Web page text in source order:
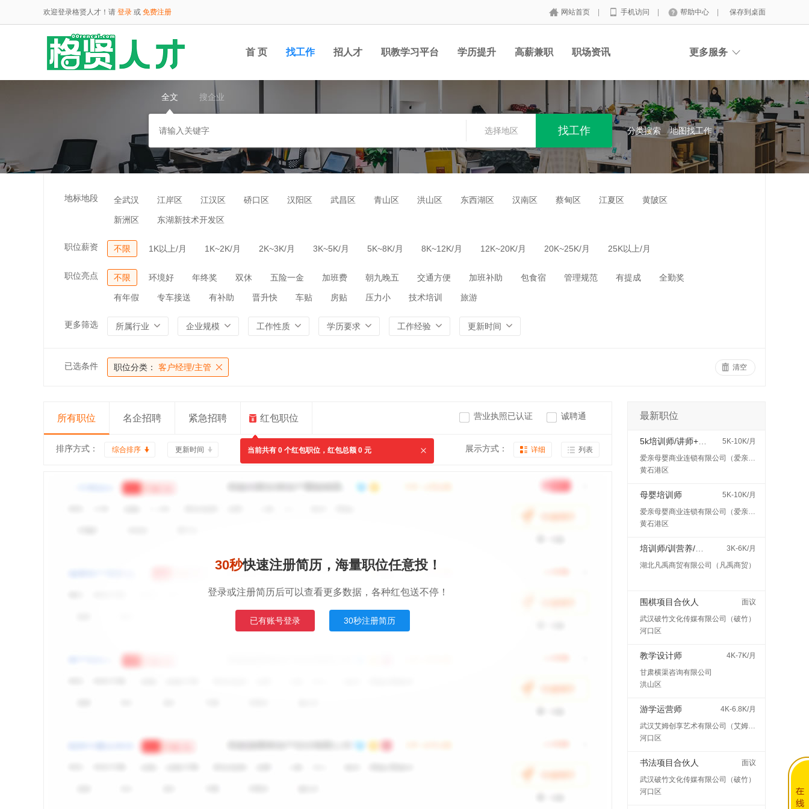
欢迎登录格贤人才！请 登录 或 免费注册 网站首页 手机访问 帮助中心 保存到桌面
首 页 找工作 招人才 职教学习平台 学历提升 高薪兼职 职场资讯 更多服务
全文 搜企业
选择地区 分类搜索 地图找工作
地标地段 全武汉 江岸区 江汉区 硚口区 汉阳区 武昌区 青山区 洪山区 东西湖区 汉南区 蔡甸区 江夏区 黄陂区
新洲区 东湖新技术开发区
职位薪资 不限 1K以上/月 1K~2K/月 2K~3K/月 3K~5K/月 5K~8K/月 8K~12K/月 12K~20K/月 20K~25K/月 25K以上/月
职位亮点 不限 环境好 年终奖 双休 五险一金 加班费 朝九晚五 交通方便 加班补助 包食宿 管理规范 有提成 全勤奖
有年假 专车接送 有补助 晋升快 车贴 房贴 压力小 技术培训 旅游
更多筛选 所属行业 企业规模 工作性质 学历要求 工作经验 更新时间
已选条件 职位分类： 客户经理/主管 清空
所有职位 名企招聘 紧急招聘 红包职位
当前共有 0 个红包职位，红包总额 0 元
营业执照已认证 诚聘通
排序方式： 综合排序 更新时间 展示方式： 详细 列表
30秒快速注册简历，海量职位任意投！
登录或注册简历后可以查看更多数据，各种红包送不停！
已有账号登录 30秒注册简历
最新职位
5K-10K/月
爱亲母婴商业连锁有限公司（爱亲母婴）
黄石港区
母婴培训师
5K-10K/月
爱亲母婴商业连锁有限公司（爱亲母婴）
黄石港区
3K-6K/月
湖北凡禹商贸有限公司（凡禹商贸）
围棋项目合伙人
面议
武汉破竹文化传媒有限公司（破竹）
河口区
教学设计师
4K-7K/月
甘肃横渠咨询有限公司
洪山区
游学运营师
4K-6.8K/月
武汉艾姆创享艺术有限公司（艾姆创享）
河口区
书法项目合伙人
面议
武汉破竹文化传媒有限公司（破竹）
河口区